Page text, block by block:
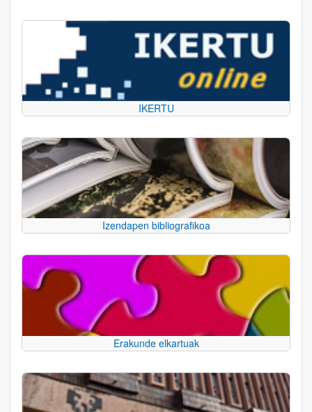
IKERTU
Izendapen bibliografikoa
Erakunde elkartuak